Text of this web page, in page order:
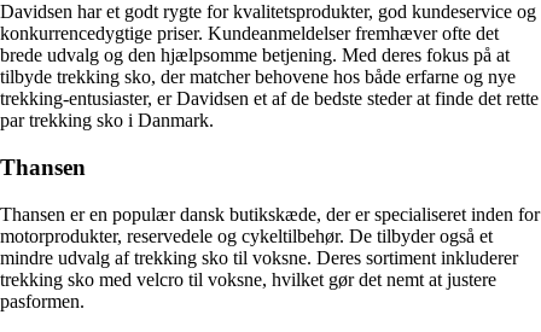
Davidsen har et godt rygte for kvalitetsprodukter, god kundeservice og
konkurrencedygtige priser. Kundeanmeldelser fremhæver ofte det
brede udvalg og den hjælpsomme betjening. Med deres fokus på at
tilbyde trekking sko, der matcher behovene hos både erfarne og nye
trekking-entusiaster, er Davidsen et af de bedste steder at finde det rette
par trekking sko i Danmark.
Thansen
Thansen er en populær dansk butikskæde, der er specialiseret inden for
motorprodukter, reservedele og cykeltilbehør. De tilbyder også et
mindre udvalg af trekking sko til voksne. Deres sortiment inkluderer
trekking sko med velcro til voksne, hvilket gør det nemt at justere
pasformen.